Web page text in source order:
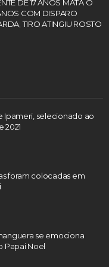
DE 17 ANOS MATA O
COM DISPARO
TIRO ATINGIU ROSTO
Ipameri, selecionado ao
2021
foram colocadas em
se emociona
Papai Noel